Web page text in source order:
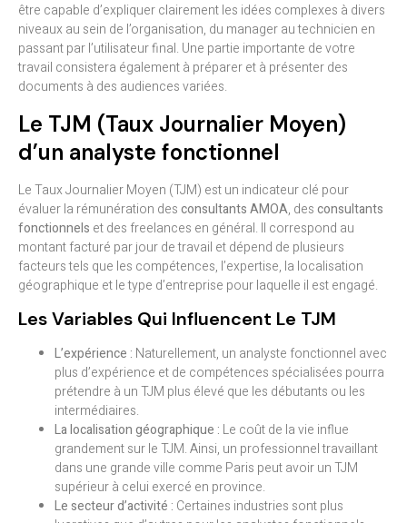
être capable d’expliquer clairement les idées complexes à divers
niveaux au sein de l’organisation, du manager au technicien en
passant par l’utilisateur final. Une partie importante de votre
travail consistera également à préparer et à présenter des
documents à des audiences variées.
Le TJM (Taux Journalier Moyen)
d’un analyste fonctionnel
Le Taux Journalier Moyen (TJM) est un indicateur clé pour
évaluer la rémunération desconsultants AMOA, desconsultants
fonctionnels et des freelances en général. Il correspond au
montant facturé par jour de travail et dépend de plusieurs
facteurs tels que les compétences, l’expertise, la localisation
géographique et le type d’entreprise pour laquelle il est engagé.
Les Variables Qui Influencent Le TJM
L’expérience : Naturellement, un analyste fonctionnel avec
plus d’expérience et de compétences spécialisées pourra
prétendre à un TJM plus élevé que les débutants ou les
intermédiaires.
La localisation géographique : Le coût de la vie influe
grandement sur le TJM. Ainsi, un professionnel travaillant
dans une grande ville comme Paris peut avoir un TJM
supérieur à celui exercé en province.
Le secteur d’activité : Certaines industries sont plus